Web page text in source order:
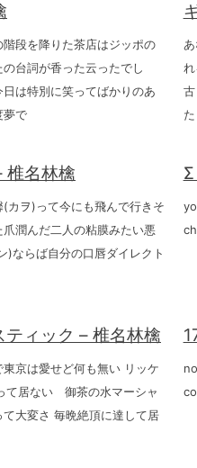
段を降りた茶店はジッポの
台詞が香った云ったでし
日は特別に笑ってばかりのあ
夢で
椎名林檎
カヲ)って今にも飛んで行きそ
潤んだ二人の粘膜みたい悪
)ならば自分の口唇ダイレクト
ィック – 椎名林檎
京は愛せど何も無い リッケ
て居ない 御茶の水マーシャ
大変さ 毎晩絶頂に達して居